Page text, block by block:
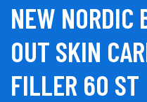
NEW
OUT SKIN
FILLER 60 ST